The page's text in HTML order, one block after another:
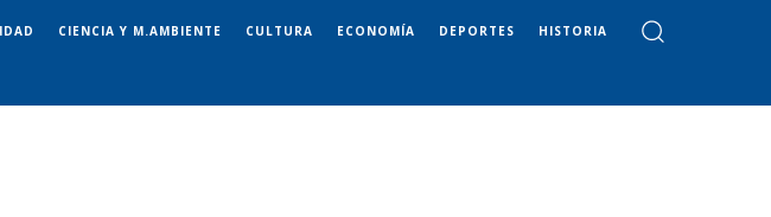
CIENCIA Y M.AMBIENTE CULTURA ECONOMÍA DEPORTES HISTORIA